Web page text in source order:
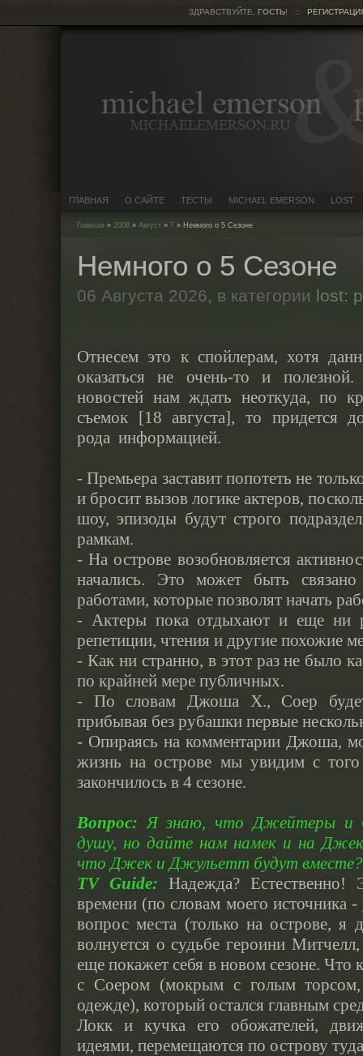
ЗДРАВСТВУЙТЕ,ГОСТЬ! ::
ГЛАВНАЯ О САЙТЕ ТЕСТЫ MICHAEL EMERSON LOST
Главная » 2008 » Август » 7 » Немного о 5 Сезоне
Немного о 5 Сезоне
06 Августа 2026, в категории lost:
Отнесем это к спойлерам, хотя
оказаться не очень-то и
новостей нам ждать неоткуда, по
съемок [18 августа], то придется
рода информацией.
- Премьера заставит попотеть не
и бросит вызов логике актеров,
шоу, эпизоды будут строго
рамкам.
- На острове возобновляется
начались. Это может быть связано
работами, которые позволят начать
- Актеры пока отдыхают и еще ни
репетиции, чтения и другие похожие
- Как ни странно, в этот раз не было
по крайней мере публичных.
- По словам Джоша Х., Соер будет
прибывая без рубашки первые
- Опираясь на комментарии Джоша,
жизнь на острове мы увидим с того
закончилось в 4 сезоне.
Вопрос:Я знаю, что Джейтеры и
душу, но дайте нам намек и на
что Джек и Джульетт будут вместе?
TV Guide: Надежда? Естественно!
времени (по словам моего источника
вопрос места (только на острове,
волнуется о судьбе героини
еще покажет себя в новом сезоне. Что
с Соером (мокрым с голым
одежде), который остался главным
Локк и кучка его обожателей,
идеями, перемещаются по острову